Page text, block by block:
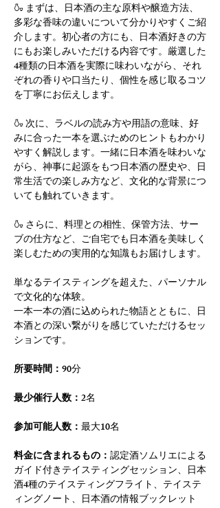
🍶 まずは、日本酒の主な原料や醸造方法、
多彩な香味の違いについて分かりやすくご紹
介します。初心者の方にも、日本酒好きの方
にもお楽しみいただける内容です。厳選した
4種類の日本酒を実際に味わいながら、それ
ぞれの香りや口当たり、個性を感じ取るコツ
を丁寧にお伝えします。
🍶 次に、ラベルの読み方や用語の意味、好
みに合った一本を選ぶためのヒントもわかり
やすく解説します。一緒に日本酒を味わいな
がら、神事に起源をもつ日本酒の歴史や、日
常生活での楽しみ方など、文化的な背景につ
いても触れていきます。
🍶 さらに、料理との相性、保管方法、サー
ブの仕方など、ご自宅でも日本酒を美味しく
楽しむための実用的な知識もお届けします。
単なるテイスティングを超えた、パーソナル
で文化的な体験。
一本一本の酒に込められた物語とともに、日
本酒との深い繋がりを感じていただけるセッ
ションです。
所要時間： 90分
最少催行人数： 2名
参加可能人数： 最大10名
料金に含まれるもの： 認定酒ソムリエによる
ガイド付きテイスティングセッション、日本
酒4種のテイスティングフライト、テイステ
ィングノート、日本酒の情報ブックレット